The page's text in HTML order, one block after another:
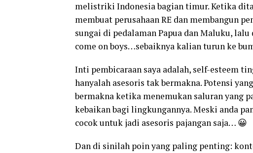
melistriki Indonesia bagian timur. Ketika
membuat perusahaan RE dan membangun
sungai di pedalaman Papua dan Maluku,
come on boys…sebaiknya kalian turun ke
Inti pembicaraan saya adalah, self-esteem
hanyalah asesoris tak bermakna. Potensi
bermakna ketika menemukan saluran yang
kebaikan bagi lingkungannya. Meski anda
cocok untuk jadi asesoris pajangan saja… 😀
Dan di sinilah poin yang paling penting: